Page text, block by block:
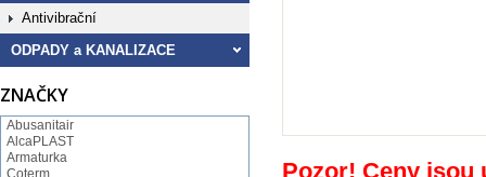
Pozor! Ceny jsou
Antivibrační
ODPADY a KANALIZACE
ZNAČKY
Abusanitair
AlcaPLAST
Armaturka
Coterm